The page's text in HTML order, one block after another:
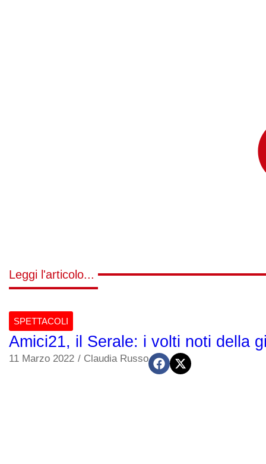
Leggi l'articolo...
SPETTACOLI
Amici21, il Serale: i volti noti della
11 Marzo 2022 / Claudia Russo